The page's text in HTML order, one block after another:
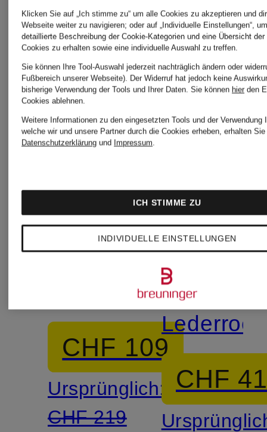
MARC
CAIN
Satinrock
CHF 109
Ursprünglich:
CHF 219
Mix &
Match
MARC
CAIN
Lederrock
CHF
Klicken Sie auf „Ich stimme zu“ um alle Cookies zu akzeptieren und
Webseite weiter zu navigieren; oder auf „Individuelle Einstellungen“,
detaillierte Beschreibung der Cookie-Kategorien und eine Übersicht
Cookies zu erhalten sowie eine individuelle Auswahl zu treffen.
Sie können Ihre Tool-Auswahl jederzeit nachträglich ändern oder
Fußbereich unserer Webseite). Der Widerruf hat jedoch keine
bisherige Verwendung der Tools und Ihrer Daten. Sie können hier den
Cookies ablehnen.
Weitere Informationen zu den eingesetzten Tools und der Verwendung
welche wir und unsere Partner durch die Cookies erheben, erhalten
Datenschutzerklärung und Impressum.
INDIVIDUELLE EINSTELLUNGEN
ICH STIMME ZU